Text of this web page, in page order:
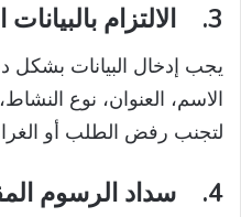
3. الالتزام
يجب إدخال البيانات بشكل
الاسم، العنوان، نوع
لتجنب رفض الطلب أو
4. سداد الرسوم